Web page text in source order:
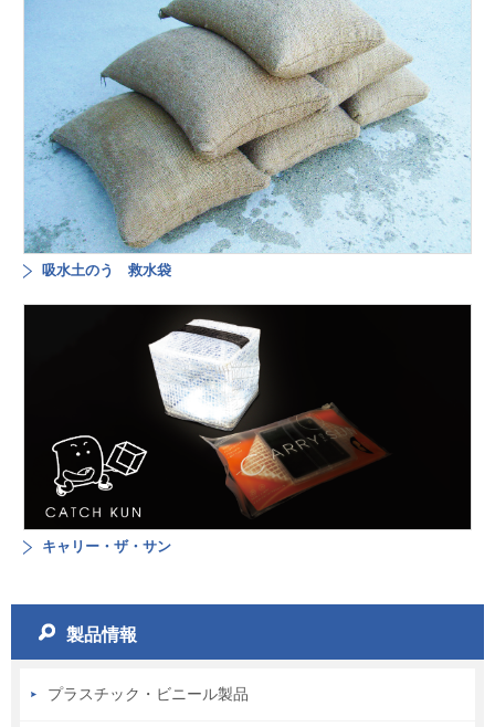
吸水土のう 救水袋
キャリー・ザ・サン
製品情報
プラスチック・ビニール製品